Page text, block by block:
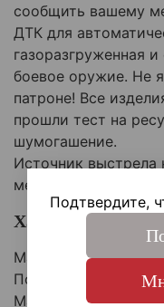
сообщить вашему
ДТК для
газоразгруженная
боевое оружие. Не
патроне! Все
прошли тест на
шумогашение.
Источник выстрела
метрах в
Характеристики :
Материал: Сталь
Покрытие:
Масса: 1100
Подтвердите,